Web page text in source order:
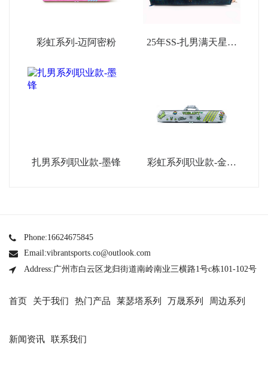
彩虹系列-迈阿密粉
25年SS-扎男满天星限
扎男系列职业款-墨锋
彩虹系列职业款-金属
Phone:16624675845
Email:vibrantsports.co@outlook.com
Address:广州市白云区龙归街道南岭南业三横路1号c栋101-102号
首页 关于我们 热门产品 莱瑟塔系列 万晟系列 周边系列
新闻资讯 联系我们